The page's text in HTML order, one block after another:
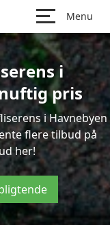
Menu
i
pris
i Havnebyen
flere tilbud på
her!